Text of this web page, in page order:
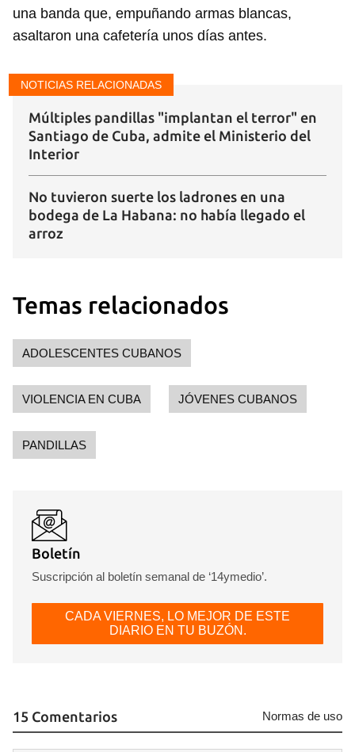
Para poder guardar como favorito, primero has de
iniciar sesión con tu cuenta de 14ymedio.
una banda que, empuñando armas blancas,
asaltaron una cafetería unos días antes.
NOTICIAS RELACIONADAS
Múltiples pandillas "implantan el terror" en
Santiago de Cuba, admite el Ministerio del
Interior
No tuvieron suerte los ladrones en una
bodega de La Habana: no había llegado el
arroz
Temas relacionados
ADOLESCENTES CUBANOS
VIOLENCIA EN CUBA JÓVENES CUBANOS
PANDILLAS
Boletín
Suscripción al boletín semanal de ‘14ymedio’.
CADA VIERNES, LO MEJOR DE ESTE
DIARIO EN TU BUZÓN.
15 Comentarios Normas de uso